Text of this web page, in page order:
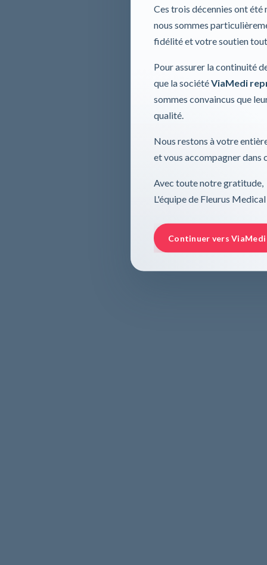
Ces trois décennies ont
nous sommes
fidélité et votre soutien
Pour assurer la continuité
que la sociétéViaMedi
sommes convaincus que
qualité.
Nous restons à votre
et vous accompagner dans
Avec toute notre gratitude,
L'équipe de Fleurus Medical
Continuer vers ViaMedi